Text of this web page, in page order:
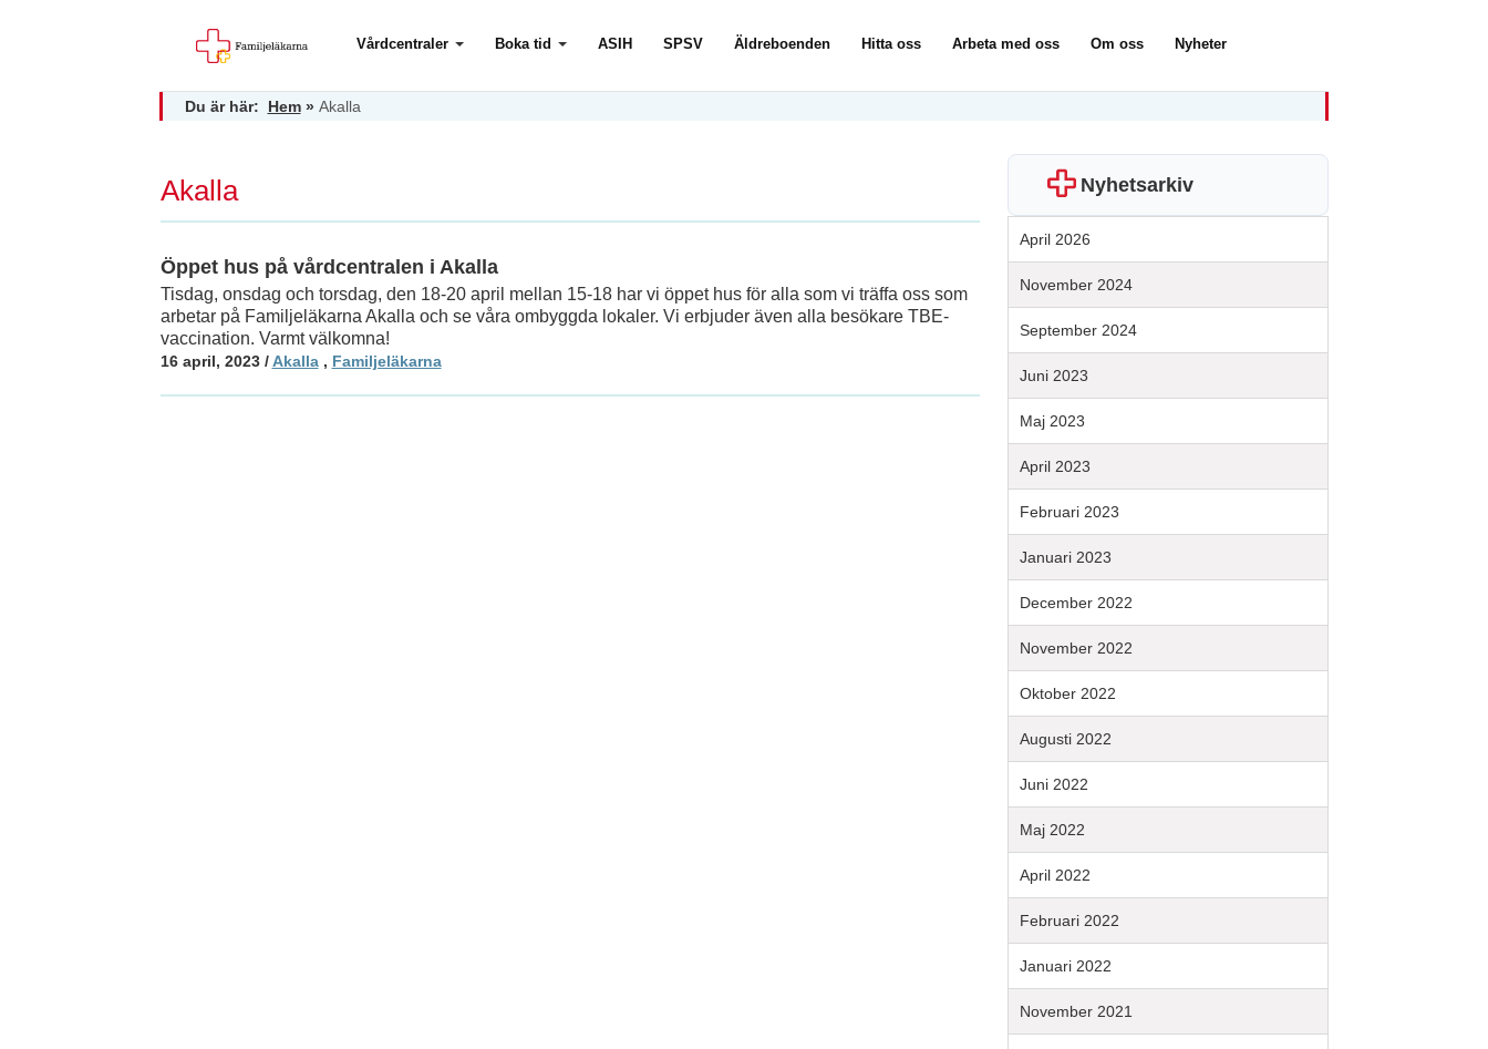
Vårdcentraler Boka tid ASIH SPSV Äldreboenden Hitta oss Arbeta med oss Om oss Nyheter
Du är här: Hem» Akalla
Akalla
Öppet hus på vårdcentralen i Akalla
Tisdag, onsdag och torsdag, den 18-20 april mellan 15-18 har vi öppet hus för alla som vi träffa oss som
arbetar på Familjeläkarna Akalla och se våra ombyggda lokaler. Vi erbjuder även alla besökare TBE-
vaccination. Varmt välkomna!
16 april, 2023/Akalla, Familjeläkarna
Nyhetsarkiv
April 2026
November 2024
September 2024
Juni 2023
Maj 2023
April 2023
Februari 2023
Januari 2023
December 2022
November 2022
Oktober 2022
Augusti 2022
Juni 2022
Maj 2022
April 2022
Februari 2022
Januari 2022
November 2021